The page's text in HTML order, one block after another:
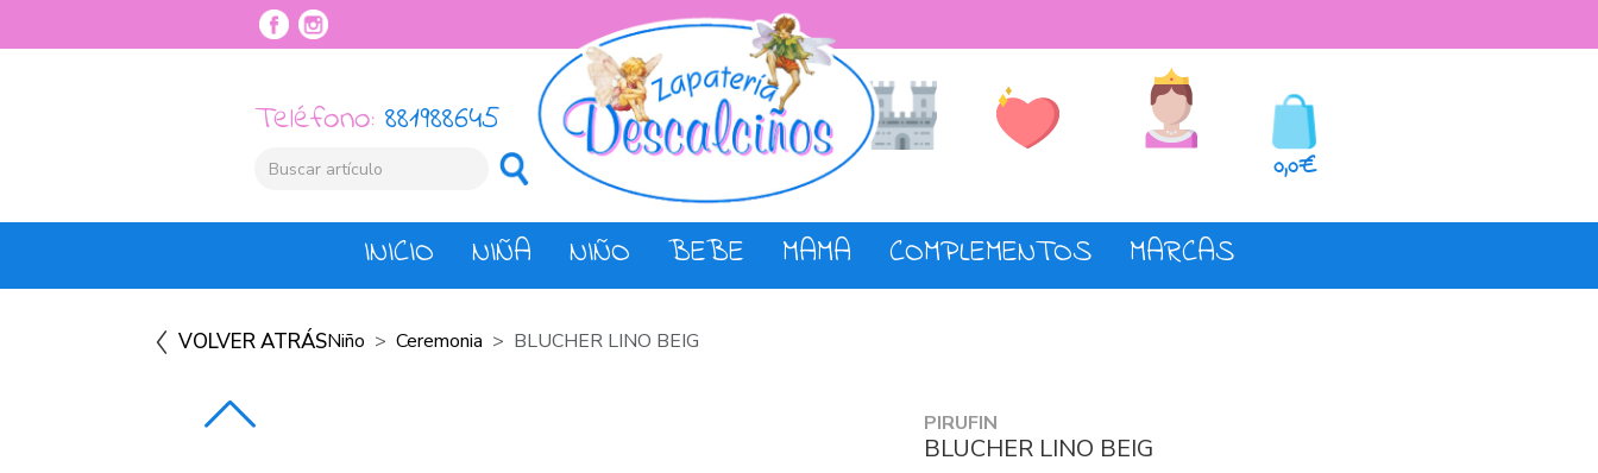
Teléfono: 881988645
0,0€
INICIO NIÑA NIÑO BEBE MAMA COMPLEMENTOS MARCAS
VOLVER ATRÁSNiño Ceremonia BLUCHER LINO BEIG
PIRUFIN
BLUCHER LINO BEIG